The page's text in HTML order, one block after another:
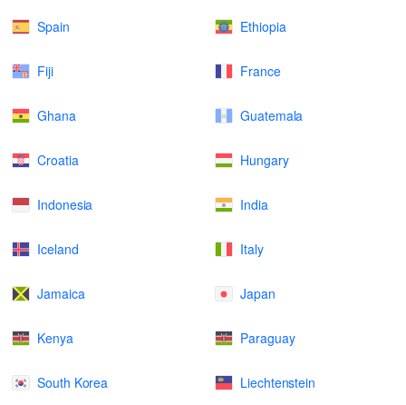
Spain Ethiopia
Fiji France
Ghana Guatemala
Croatia Hungary
Indonesia India
Iceland Italy
Jamaica Japan
Kenya Paraguay
South Korea Liechtenstein